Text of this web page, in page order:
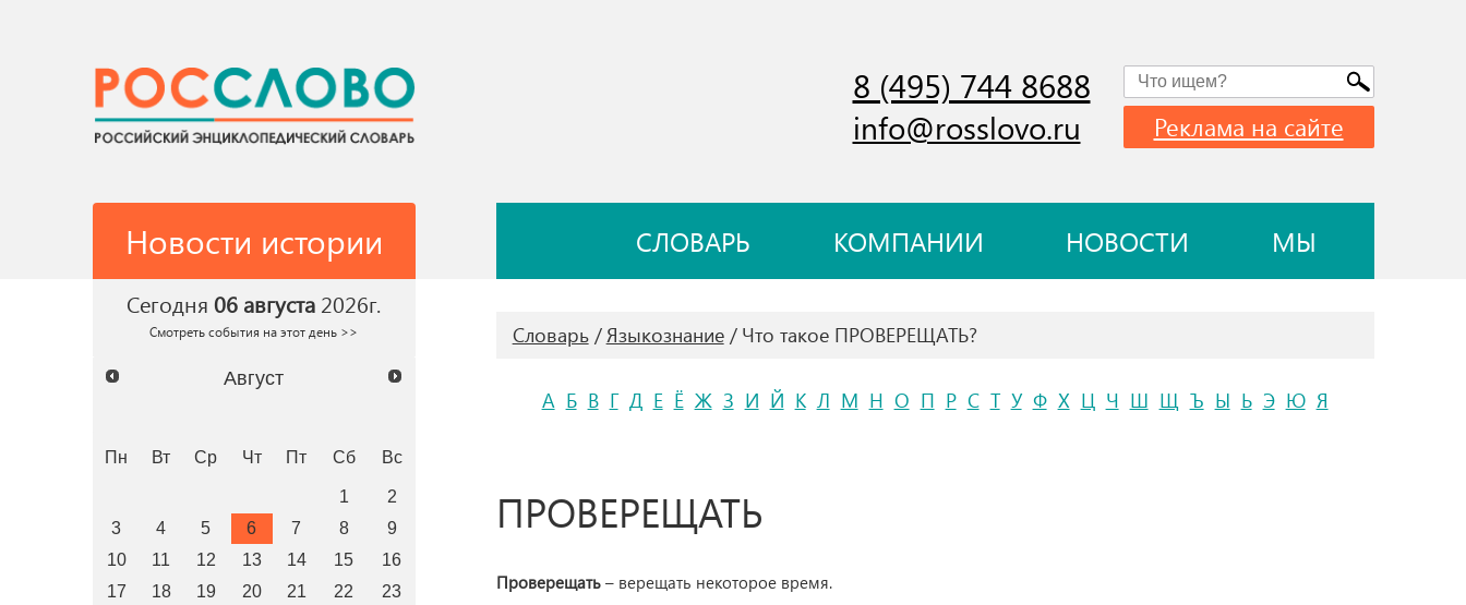
8 (495) 744 8688
info@rosslovo.ru Реклама на сайте
Новости истории СЛОВАРЬ КОМПАНИИ НОВОСТИ МЫ
Сегодня 06 августа 2026г.
Смотреть события на этот день >>
Август
Пн Вт Ср Чт Пт Сб Вс
1
2
3
4 5 6 7 8
9
10
11 12 13 14 15
16
17
18 19 20 21 22
23
Словарь Языкознание Что такое ПРОВЕРЕЩАТЬ?
А Б В Г Д Е Ё Ж З И Й К Л М Н О П Р С Т У Ф Х Ц Ч Ш Щ Ъ Ы Ь Э Ю Я
ПРОВЕРЕЩАТЬ
Проверещать– верещать некоторое время.